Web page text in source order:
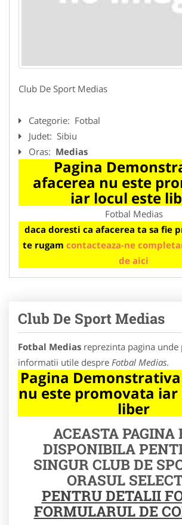
Club De Sport Medias
Categorie: Fotbal
Judet: Sibiu
Oras: Medias
Pagina
afacerea nu este
iar locul este
Fotbal Medias
daca doresti ca afacerea ta sa fie
te rugam contacteaza-ne
de aici
Club De Sport Medias
Fotbal Medias reprezinta pagina unde
informatii utile despre Fotbal Medias.
Pagina
nu este promovata iar
liber
ACEASTA PAGINA
DISPONIBILA
SINGUR CLUB DE
ORASUL
PENTRU DETALII
FORMULARUL DE